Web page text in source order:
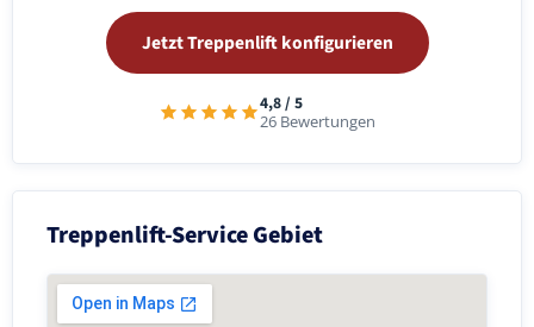
Jetzt Treppenlift konfigurieren
4,8 / 5
26 Bewertungen
Treppenlift-Service Gebiet